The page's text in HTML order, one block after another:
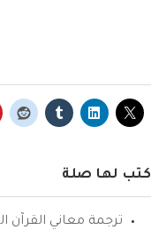
كتب لها صلة
ترجمة معاني القرآن